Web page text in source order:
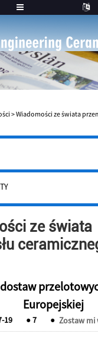
>Wiadomości ze świata
ze świata
Europejskiej
19 ●7 ● Zostaw mi